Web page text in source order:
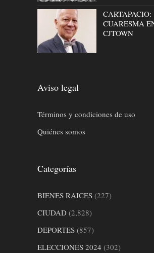
CARTAPACIO:
CUARESMA
CJTOWN
Aviso legal
Términos y condiciones de uso
Quiénes somos
Categorías
BIENES RAICES (227)
CIUDAD (2,828)
DEPORTES (857)
ELECCIONES 2024 (302)